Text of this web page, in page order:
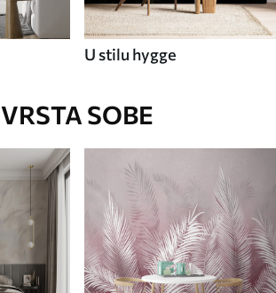
U stilu hygge
VRSTA SOBE